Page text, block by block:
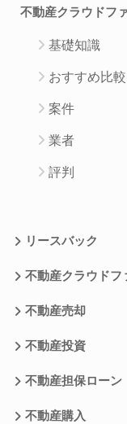
不動産クラウドフ
基礎知識
おすすめ比較
案件
業者
評判
リースバック
不動産クラウドフ
不動産売却
不動産投資
不動産担保ローン
不動産購入